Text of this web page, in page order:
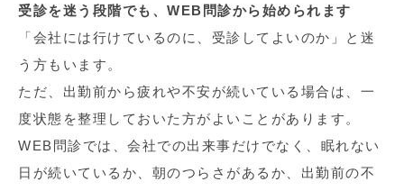
受診を迷う段階でも、WEB問診から始められます
「会社には行けているのに、受診してよいのか」と迷
う方もいます。
ただ、出勤前から疲れや不安が続いている場合は、一
度状態を整理しておいた方がよいことがあります。
WEB問診では、会社での出来事だけでなく、眠れない
日が続いているか、朝のつらさがあるか、出勤前の不